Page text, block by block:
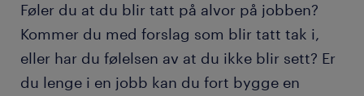
Føler du at du blir tatt på alvor på jobben?
Kommer du med forslag som blir tatt tak i,
eller har du følelsen av at du ikke blir sett? Er
du lenge i en jobb kan du fort bygge en